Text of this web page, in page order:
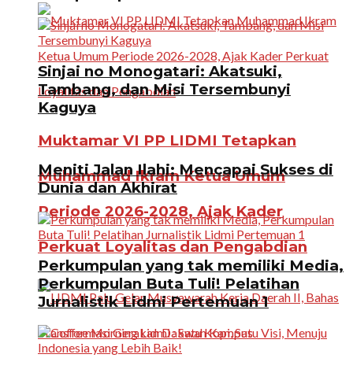
Muktamar VI PP LIDMI Tetapkan
Muhammad Ikram Ketua Umum
Periode 2026-2028, Ajak Kader
Perkuat Loyalitas dan Pengabdian
Sinjai no Monogatari: Akatsuki,
Tambang, dan Misi Tersembunyi
Kaguya
Meniti Jalan Ilahi: Mencapai Sukses di
Dunia dan Akhirat
Perkumpulan yang tak memiliki Media,
Perkumpulan Buta Tuli! Pelatihan
Jurnalistik Lidmi Pertemuan 1